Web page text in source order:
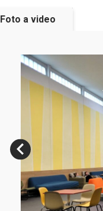
Foto a video